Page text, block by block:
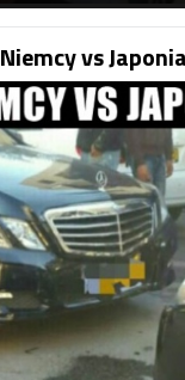
Niemcy vs Japonia